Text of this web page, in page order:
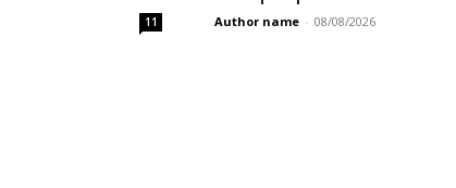
11 Author name - 08/08/2026